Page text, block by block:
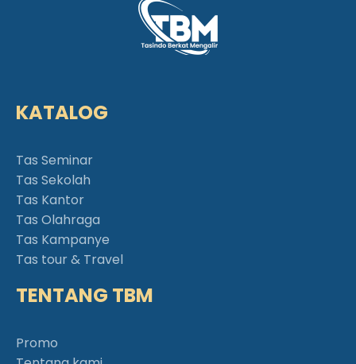
KATALOG
Tas Seminar
Tas Sekolah
Tas Kantor
Tas Olahraga
Tas Kampanye
Tas tour & Travel
TENTANG TBM
Promo